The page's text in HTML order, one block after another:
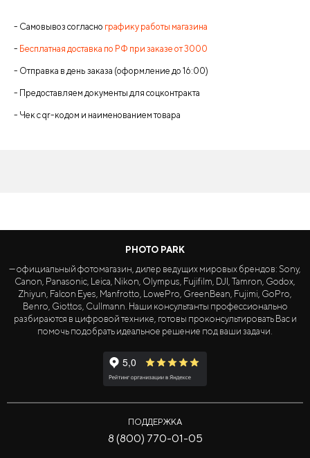
- Самовывоз согласно графику работы магазина
- Бесплатная доставка по РФ при заказе от 3000
- Отправка в день заказа (оформление до 16:00)
- Предоставляем документы для соцконтракта
- Чек с qr-кодом и наименованием товара
PHOTO PARK
— официальный фотомагазин, дилер ведущих мировых брендов: Sony,
Canon, Panasonic, Leica, Nikon, Olympus, Fujifilm, DJI, Tamron, Godox,
Zhiyun, Falcon Eyes, Manfrotto, LowePro, GreenBean, Fujimi, GoPro,
Benro, Giottos, Cullmann. Наши консультанты профессионально
разбираются в цифровой технике, готовы проконсультировать Вас и
помочь подобрать идеальное решение под ваши задачи.
ПОДДЕРЖКА
8 (800) 770-01-05